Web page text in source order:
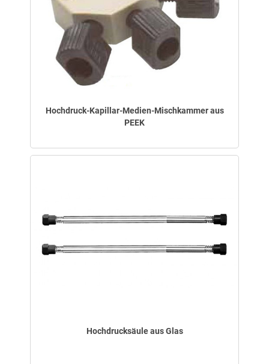
Hochdruck-Kapillar-Medien-Mischkammer aus
PEEK
Hochdrucksäule aus Glas